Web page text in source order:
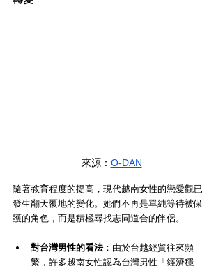
來源： O-DAN
隨著教育程度的提高，現代越南女性的戀愛觀已
發生翻天覆地的變化。她們不再是單純等待被保
護的角色，而是積極尋找志同道合的伴侶。
對台灣男性的看法：由於台越經貿往來頻
繁，許多越南女性認為台灣男性「經濟穩